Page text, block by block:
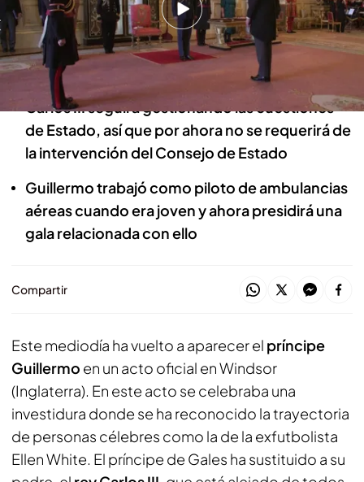
El rey Carlos III está alejado de todos sus
compromisos desde que se diera a conocer
que tiene cáncer
Carlos III seguirá gestionando las cuestiones
de Estado, así que por ahora no se requerirá de
la intervención del Consejo de Estado
Guillermo trabajó como piloto de ambulancias
aéreas cuando era joven y ahora presidirá una
gala relacionada con ello
Compartir
Este mediodía ha vuelto a aparecer el príncipe
Guillermo en un acto oficial en Windsor
(Inglaterra). En este acto se celebraba una
investidura donde se ha reconocido la trayectoria
de personas célebres como la de la exfutbolista
Ellen White. El príncipe de Gales ha sustituido a su